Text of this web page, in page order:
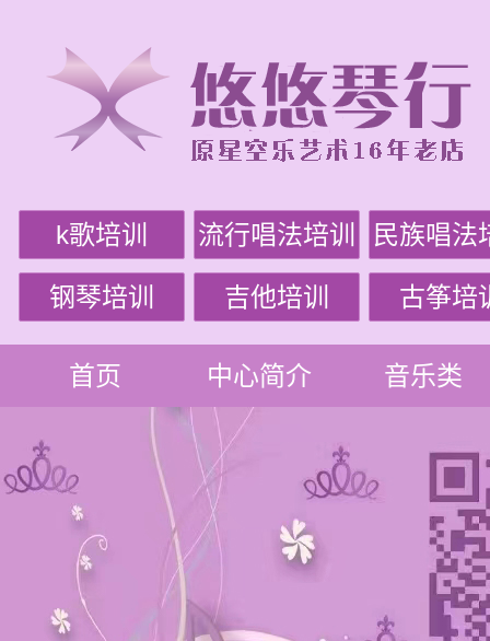
k歌培训 流行唱法培训 民族唱法
钢琴培训 吉他培训 古筝培
首页 中心简介 音乐类